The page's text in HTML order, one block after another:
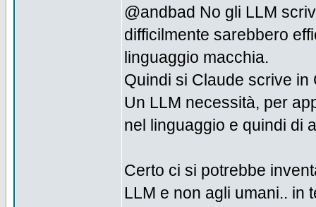
@andbad No gli LLM
difficilmente sarebbero
linguaggio macchia.
Quindi si Claude scrive
Un LLM necessità, per
nel linguaggio e quindi di
Certo ci si potrebbe
LLM e non agli umani.. in